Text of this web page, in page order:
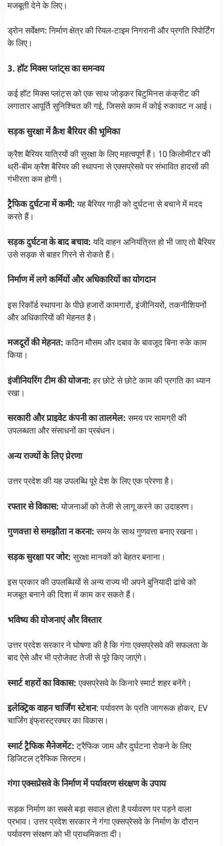
मजबूती देने के लिए।
ड्रोन सर्वेक्षण: निर्माण क्षेत्र की रियल-टाइम निगरानी और प्रगति रिपोर्टिंग
के लिए।
3. हॉट मिक्स प्लांट्स का समन्वय
कई हॉट मिक्स प्लांट्स को एक साथ जोड़कर बिटुमिनस कंक्रीट की
लगातार आपूर्ति सुनिश्चित की गई, जिससे काम में कोई रुकावट न आई।
सड़क सुरक्षा में क्रैश बैरियर की भूमिका
क्रैश बैरियर यात्रियों की सुरक्षा के लिए महत्वपूर्ण हैं। 10 किलोमीटर की
थ्री-बीम क्रैश बैरियर की स्थापना से एक्सप्रेसवे पर संभावित हादसों की
गंभीरता कम होगी।
ट्रैफिक दुर्घटना में कमी:यह बैरियर गाड़ी को दुर्घटना से बचाने में मदद
करते हैं।
सड़क दुर्घटना के बाद बचाव:यदि वाहन अनियंत्रित हो भी जाए तो बैरियर
उसे सड़क से बाहर गिरने से रोकते हैं।
निर्माण में लगे कर्मियों और अधिकारियों का योगदान
इस रिकॉर्ड स्थापना के पीछे हजारों कामगारों, इंजीनियरों, तकनीशियनों
और अधिकारियों की मेहनत है।
मजदूरों की मेहनत:कठिन मौसम और दबाव के बावजूद बिना रुके काम
किया।
इंजीनियरिंग टीम की योजना:हर छोटे से छोटे काम की प्रगति का ध्यान
रखा।
सरकारी और प्राइवेट कंपनी का तालमेल:समय पर सामग्री की
उपलब्धता और संसाधनों का प्रबंधन।
अन्य राज्यों के लिए प्रेरणा
उत्तर प्रदेश की यह उपलब्धि पूरे देश के लिए एक प्रेरणा है।
रफ्तार से विकास:योजनाओं को तेजी से लागू करने का उदाहरण।
गुणवत्ता से समझौता न करना:समय के साथ गुणवत्ता बनाए रखना।
सड़क सुरक्षा पर जोर:सुरक्षा मानकों को बेहतर बनाना।
इस प्रकार की उपलब्धियों से अन्य राज्य भी अपने बुनियादी ढांचे को
मजबूत बनाने की दिशा में काम कर सकते हैं।
भविष्य की योजनाएं और विस्तार
उत्तर प्रदेश सरकार ने घोषणा की है कि गंगा एक्सप्रेसवे की सफलता के
बाद ऐसे और भी प्रोजेक्ट तेजी से पूरे किए जाएंगे।
स्मार्ट शहरों का विकास:एक्सप्रेसवे के किनारे स्मार्ट शहर बनेंगे।
इलेक्ट्रिक वाहन चार्जिंग स्टेशन: पर्यावरण के प्रति जागरूक होकर, EV
चार्जिंग इंफ्रास्ट्रक्चर का विकास।
स्मार्ट ट्रैफिक मैनेजमेंट:ट्रैफिक जाम और दुर्घटना रोकने के लिए
डिजिटल ट्रैफिक सिस्टम।
गंगा एक्सप्रेसवे के निर्माण में पर्यावरण संरक्षण के उपाय
सड़क निर्माण का सबसे बड़ा सवाल होता है पर्यावरण पर पड़ने वाला
प्रभाव। उत्तर प्रदेश सरकार ने गंगा एक्सप्रेसवे के निर्माण के दौरान
पर्यावरण संरक्षण को भी प्राथमिकता दी।